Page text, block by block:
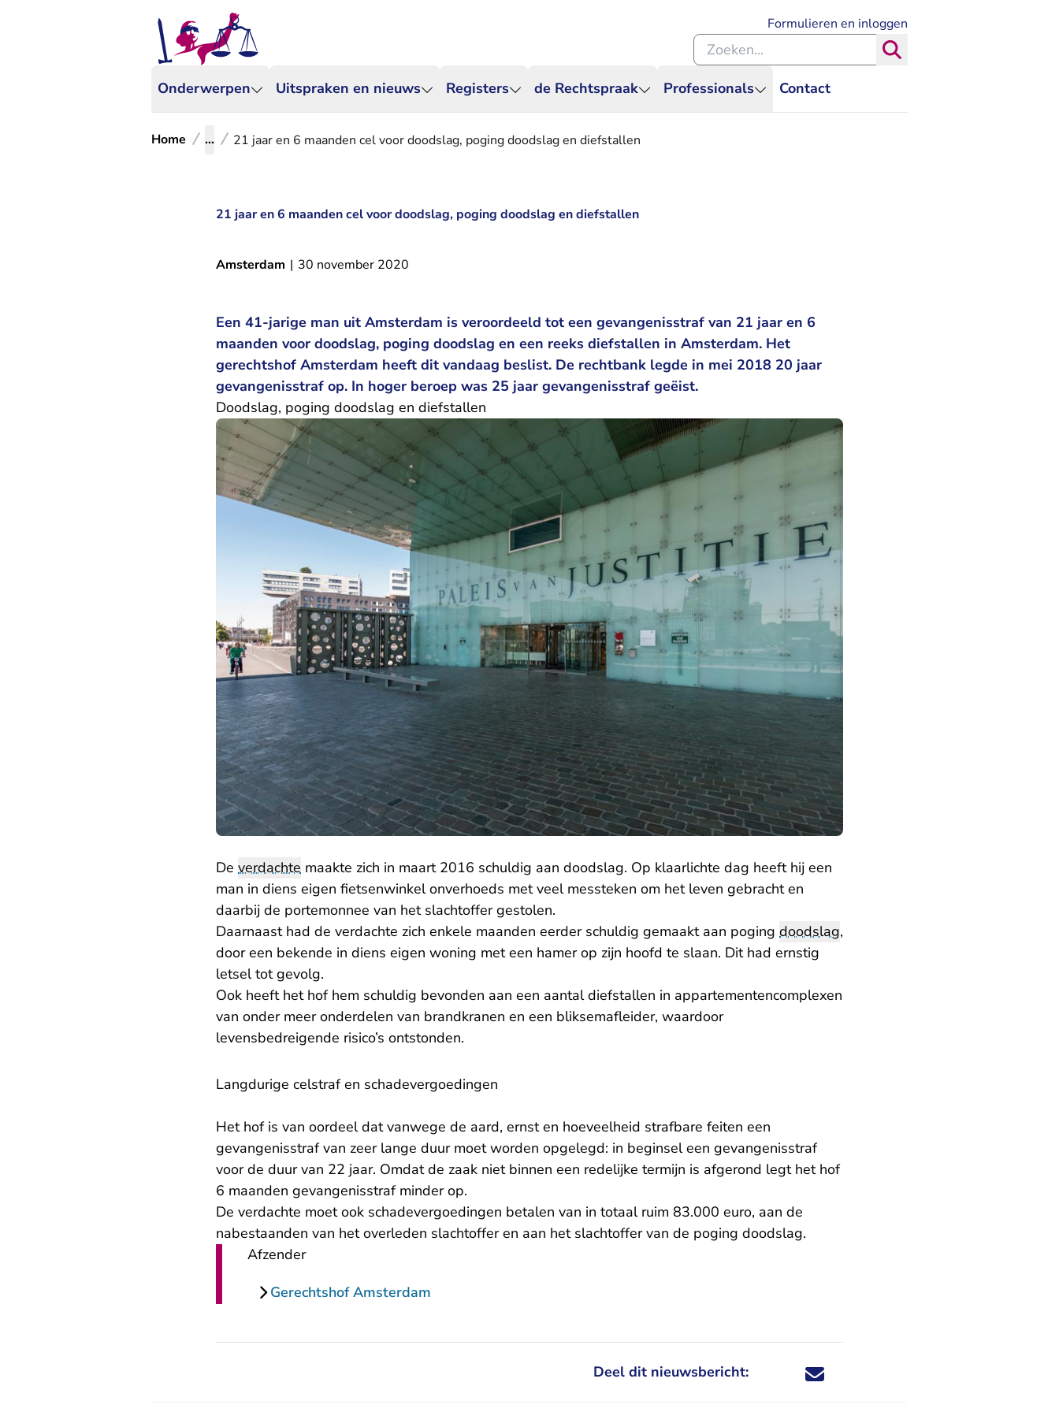
Onderwerpen Uitspraken en nieuws Registers de Rechtspraak Professionals Contact
Formulieren en inloggen
Zoeken binnen de Rechtspraak
Home ... 21 jaar en 6 maanden cel voor doodslag, poging doodslag en diefstallen
21 jaar en 6 maanden cel voor doodslag, poging doodslag en diefstallen
Amsterdam | 30 november 2020
Een 41-jarige man uit Amsterdam is veroordeeld tot een gevangenisstraf van 21 jaar en 6
maanden voor doodslag, poging doodslag en een reeks diefstallen in Amsterdam. Het
gerechtshof Amsterdam heeft dit vandaag beslist. De rechtbank legde in mei 2018 20 jaar
gevangenisstraf op. In hoger beroep was 25 jaar gevangenisstraf geëist.
Doodslag, poging doodslag en diefstallen
De verdachte maakte zich in maart 2016 schuldig aan doodslag. Op klaarlichte dag heeft hij een
man in diens eigen fietsenwinkel onverhoeds met veel messteken om het leven gebracht en
daarbij de portemonnee van het slachtoffer gestolen.
Daarnaast had de verdachte zich enkele maanden eerder schuldig gemaakt aan poging doodslag,
door een bekende in diens eigen woning met een hamer op zijn hoofd te slaan. Dit had ernstig
letsel tot gevolg.
Ook heeft het hof hem schuldig bevonden aan een aantal diefstallen in appartementencomplexen
van onder meer onderdelen van brandkranen en een bliksemafleider, waardoor
levensbedreigende risico’s ontstonden.
Langdurige celstraf en schadevergoedingen
Het hof is van oordeel dat vanwege de aard, ernst en hoeveelheid strafbare feiten een
gevangenisstraf van zeer lange duur moet worden opgelegd: in beginsel een gevangenisstraf
voor de duur van 22 jaar. Omdat de zaak niet binnen een redelijke termijn is afgerond legt het hof
6 maanden gevangenisstraf minder op.
De verdachte moet ook schadevergoedingen betalen van in totaal ruim 83.000 euro, aan de
nabestaanden van het overleden slachtoffer en aan het slachtoffer van de poging doodslag.
Afzender
Gerechtshof Amsterdam
Deel dit nieuwsbericht: Deel dit nieuwsbericht via X - U verlaat
Deel dit nieuwsbericht via Facebook - U
Deel dit nieuwsbericht via e-mail
Deel dit nieuwsbericht via LinkedIn - U